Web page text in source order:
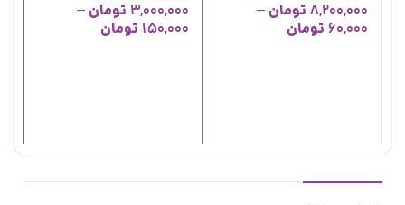
8,200,000 تومان–
60,000 تومان
3,000,000 تومان–
150,000 تومان